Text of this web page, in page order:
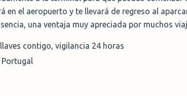
el aeropuerto y te llevará de regreso al
una ventaja muy apreciada por muchos
contigo, vigilancia 24 horas
Portugal